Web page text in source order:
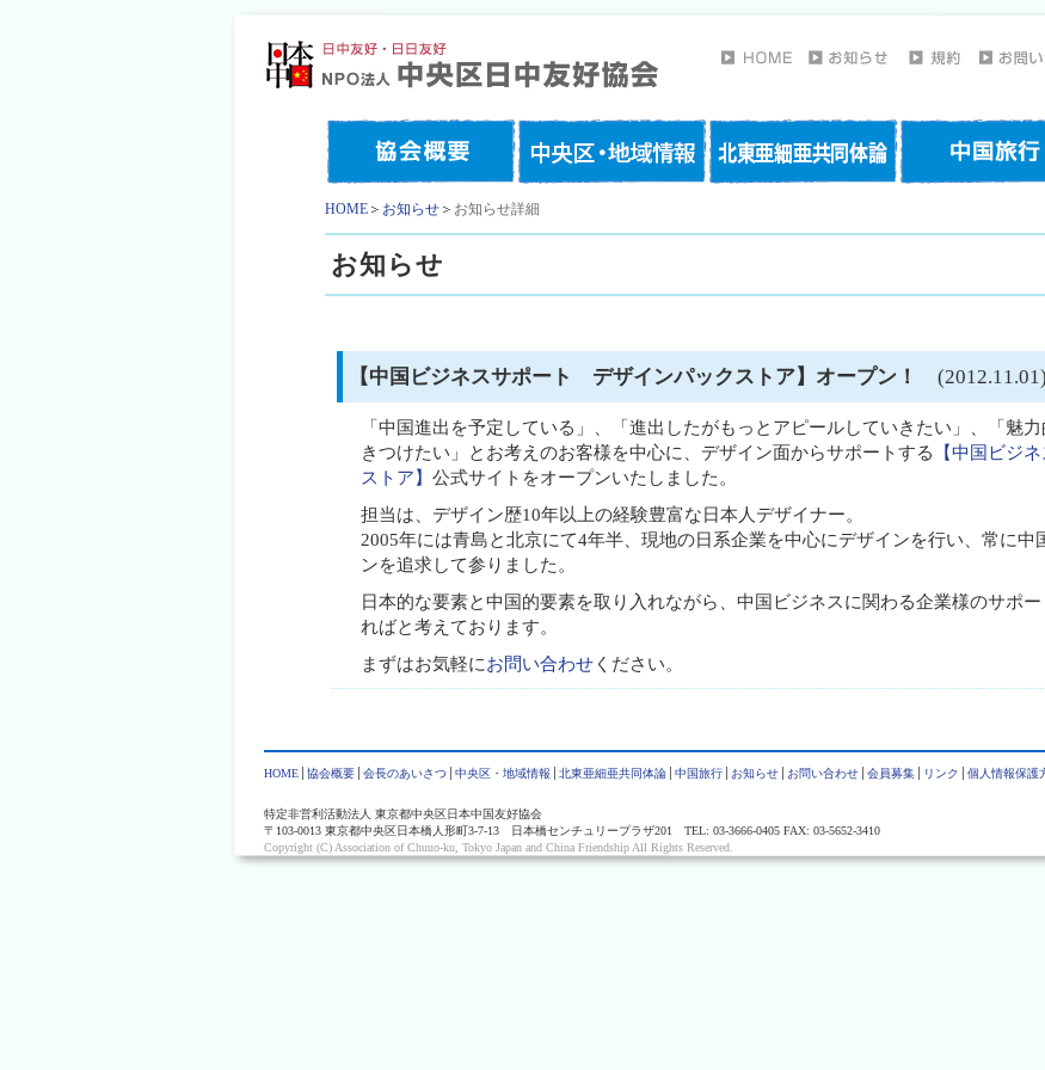
HOME お知らせ お知らせ詳細
お知らせ
【中国ビジネスサポート デザインパックストア】オープン！ (2012.11.01)
「中国進出を予定している」、「進出したがもっとアピールしていきたい」、「魅
きつけたい」とお考えのお客様を中心に、デザイン面からサポートする
【中国ビジ
ストア】 公式サイトをオープンいたしました。
担当は、デザイン歴10年以上の経験豊富な日本人デザイナー。
2005年には青島と北京にて4年半、現地の日系企業を中心にデザインを行い、常に中
ンを追求して参りました。
日本的な要素と中国的要素を取り入れながら、中国ビジネスに関わる企業様のサポ
ればと考えております。
まずはお気軽にお問い合わせ ください。
HOME 協会概要 会長のあいさつ 中央区・地域情報 北東亜細亜共同体論 中国旅行 お知らせ お問い合わせ 会員募集 リンク 個人情報保護
特定非営利活動法人 東京都中央区日本中国友好協会
〒103-0013 東京都中央区日本橋人形町3-7-13 日本橋センチュリープラザ201 TEL: 03-3666-0405 FAX: 03-5652-3410
Copyright (C) Association of Chuuo-ku, Tokyo Japan and China Friendship All Rights Reserved.